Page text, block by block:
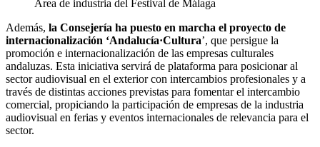
Área de industria del Festival de Málaga
Además, la Consejería ha puesto en marcha el proyecto de
internacionalización ‘Andalucía·Cultura’, que persigue la
promoción e internacionalización de las empresas culturales
andaluzas. Esta iniciativa servirá de plataforma para posicionar al
sector audiovisual en el exterior con intercambios profesionales y a
través de distintas acciones previstas para fomentar el intercambio
comercial, propiciando la participación de empresas de la industria
audiovisual en ferias y eventos internacionales de relevancia para el
sector.